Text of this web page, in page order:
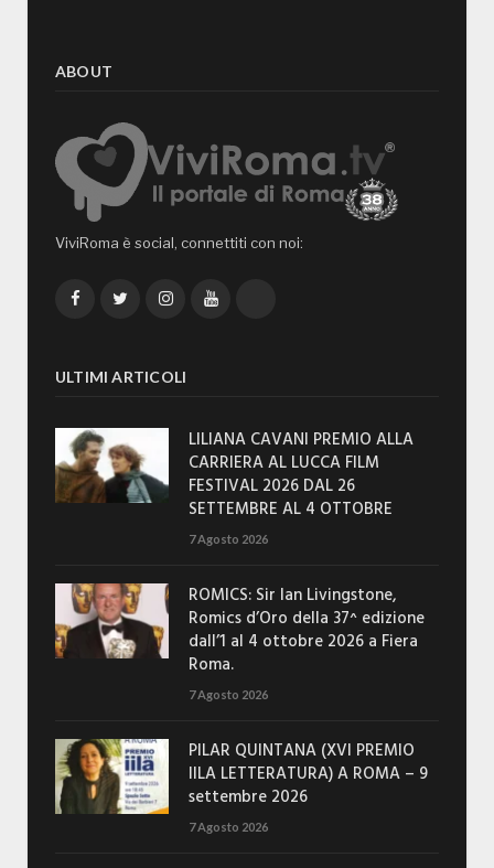
ABOUT
ViviRoma è social, connettiti con noi:
FacebookTwitterInstagramYouTube
ULTIMI ARTICOLI
LILIANA CAVANI PREMIO ALLA
CARRIERA AL LUCCA FILM
FESTIVAL 2026 DAL 26
SETTEMBRE AL 4 OTTOBRE
7 Agosto 2026
ROMICS: Sir Ian Livingstone,
Romics d’Oro della 37^ edizione
dall’1 al 4 ottobre 2026 a Fiera
Roma.
7 Agosto 2026
PILAR QUINTANA (XVI PREMIO
IILA LETTERATURA) A ROMA – 9
settembre 2026
7 Agosto 2026